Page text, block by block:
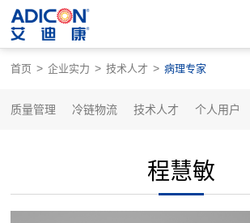
首页 > 企业实力 > 技术人才 > 病理专家
质量管理 冷链物流 技术人才 个人用户
程慧敏